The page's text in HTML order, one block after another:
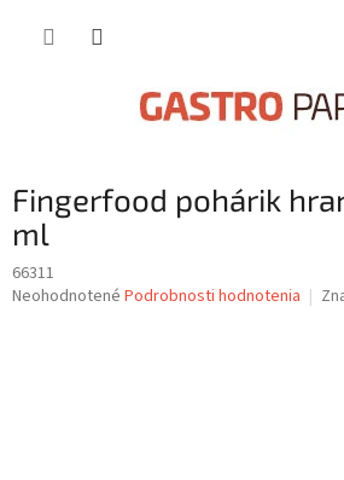
Fingerfood pohárik
ml
66311
Priemerné
Neohodnotené Podrobnosti hodnotenia